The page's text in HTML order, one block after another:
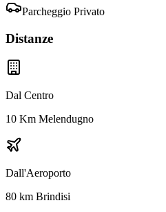
Parcheggio Privato
Distanze
Dal Centro
10 Km Melendugno
Dall'Aeroporto
80 km Brindisi